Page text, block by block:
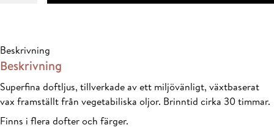
Beskrivning
Beskrivning
Superfina doftljus, tillverkade av ett miljövänligt, växtbaserat
vax framställt från vegetabiliska oljor. Brinntid cirka 30 timmar.
Finns i flera dofter och färger.